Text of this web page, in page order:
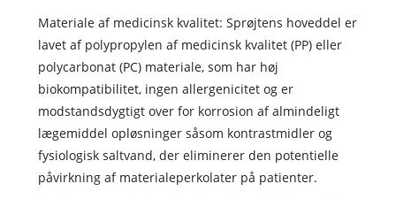
Materiale af medicinsk kvalitet: Sprøjtens hoveddel er
lavet af polypropylen af medicinsk kvalitet (PP) eller
polycarbonat (PC) materiale, som har høj
biokompatibilitet, ingen allergenicitet og er
modstandsdygtigt over for korrosion af almindeligt
lægemiddel opløsninger såsom kontrastmidler og
fysiologisk saltvand, der eliminerer den potentielle
påvirkning af materialeperkolater på patienter.